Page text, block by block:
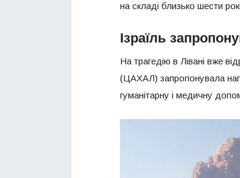
на складі близько шести
Ізраїль
На трагедію в Лівані вже
(ЦАХАЛ) запропонувала
гуманітарну і медичну